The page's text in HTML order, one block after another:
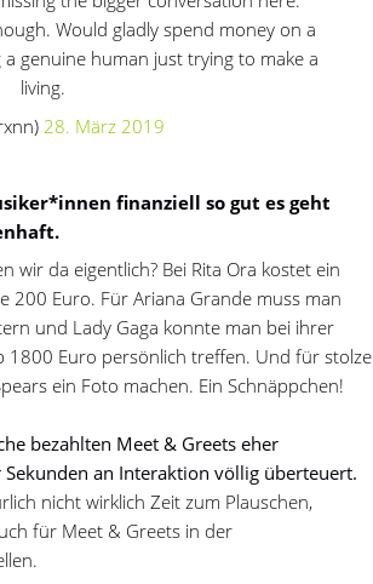
Would gladly spend money on a
genuine human just trying to make a
living.
28. März 2019
finanziell so gut es geht
wir da eigentlich? Bei Rita Ora kostet ein
200 Euro. Für Ariana Grande muss man
und Lady Gaga konnte man bei ihrer
1800 Euro persönlich treffen. Und für stolze
ein Foto machen. Ein Schnäppchen!
bezahlten Meet & Greets eher
an Interaktion völlig überteuert.
nicht wirklich Zeit zum Plauschen,
für Meet & Greets in der